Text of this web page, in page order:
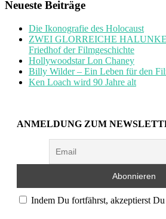
Neueste Beiträge
Die Ikonografie des Holocaust
ZWEI GLORREICHE
Friedhof der Filmgeschichte
Hollywoodstar Lon Chaney
Billy Wilder – Ein Leben für den
Ken Loach wird 90 Jahre alt
ANMELDUNG ZUM
Indem Du fortfährst, akzeptierst